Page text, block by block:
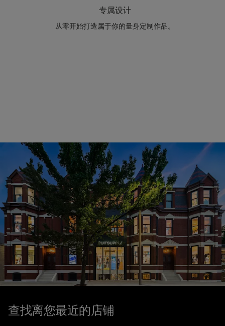
专属设计
从零开始打造属于你的量身定制作品。
查找离您最近的店铺